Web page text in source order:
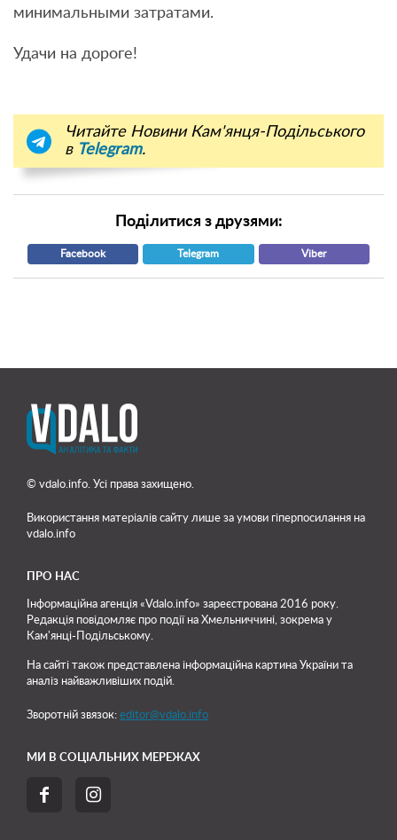
минимальными затратами.
Удачи на дороге!
Читайте Новини Кам'янця-Подільського
в Telegram.
Поділитися з друзями:
Facebook Telegram Viber
© vdalo.info. Усі права захищено.
Використання матеріалів сайту лише за умови гіперпосилання на
vdalo.info
ПРО НАС
Інформаційна агенція «Vdalo.info» зареєстрована 2016 року.
Редакція повідомляє про події на Хмельниччині, зокрема у
Кам'янці-Подільському.
На сайті також представлена інформаційна картина України та
аналіз найважливіших подій.
Зворотній звязок: editor@vdalo.info
МИ В СОЦІАЛЬНИХ МЕРЕЖАХ
 